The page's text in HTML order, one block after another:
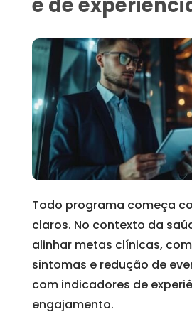
Todo programa começa
claros. No contexto da
alinhar metas clínicas,
sintomas e redução de
com indicadores de
engajamento.